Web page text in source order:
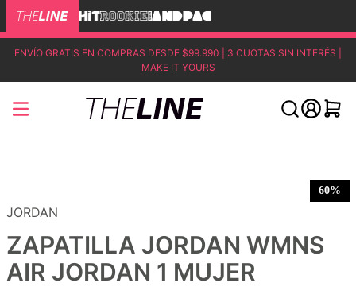
ENVÍO GRATIS EN COMPRAS DESDE $99.990 | 3 CUOTAS SIN INTERÉS |
MAKE IT YOURS
60%
JORDAN
ZAPATILLA JORDAN WMNS
AIR JORDAN 1 MUJER